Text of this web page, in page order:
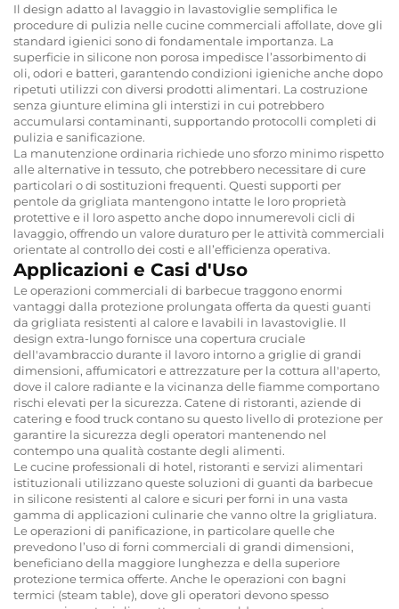
Il design adatto al lavaggio in lavastoviglie semplifica le
procedure di pulizia nelle cucine commerciali affollate, dove gli
standard igienici sono di fondamentale importanza. La
superficie in silicone non porosa impedisce l’assorbimento di
oli, odori e batteri, garantendo condizioni igieniche anche dopo
ripetuti utilizzi con diversi prodotti alimentari. La costruzione
senza giunture elimina gli interstizi in cui potrebbero
accumularsi contaminanti, supportando protocolli completi di
pulizia e sanificazione.
La manutenzione ordinaria richiede uno sforzo minimo rispetto
alle alternative in tessuto, che potrebbero necessitare di cure
particolari o di sostituzioni frequenti. Questi supporti per
pentole da grigliata mantengono intatte le loro proprietà
protettive e il loro aspetto anche dopo innumerevoli cicli di
lavaggio, offrendo un valore duraturo per le attività commerciali
orientate al controllo dei costi e all’efficienza operativa.
Applicazioni e Casi d'Uso
Le operazioni commerciali di barbecue traggono enormi
vantaggi dalla protezione prolungata offerta da questi guanti
da grigliata resistenti al calore e lavabili in lavastoviglie. Il
design extra-lungo fornisce una copertura cruciale
dell'avambraccio durante il lavoro intorno a griglie di grandi
dimensioni, affumicatori e attrezzature per la cottura all'aperto,
dove il calore radiante e la vicinanza delle fiamme comportano
rischi elevati per la sicurezza. Catene di ristoranti, aziende di
catering e food truck contano su questo livello di protezione per
garantire la sicurezza degli operatori mantenendo nel
contempo una qualità costante degli alimenti.
Le cucine professionali di hotel, ristoranti e servizi alimentari
istituzionali utilizzano queste soluzioni di guanti da barbecue
in silicone resistenti al calore e sicuri per forni in una vasta
gamma di applicazioni culinarie che vanno oltre la grigliatura.
Le operazioni di panificazione, in particolare quelle che
prevedono l’uso di forni commerciali di grandi dimensioni,
beneficiano della maggiore lunghezza e della superiore
protezione termica offerte. Anche le operazioni con bagni
termici (steam table), dove gli operatori devono spesso